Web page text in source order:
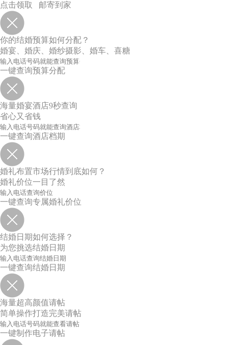
点击领取 邮寄到家
你的结婚预算如何分配？
婚宴、婚庆、婚纱摄影、婚车、喜糖
一键查询预算分配
海量婚宴酒店9秒查询
省心又省钱
一键查询酒店档期
婚礼布置市场行情到底如何？
婚礼价位一目了然
一键查询专属婚礼价位
结婚日期如何选择？
为您挑选结婚日期
一键查询结婚日期
海量超高颜值请帖
简单操作打造完美请帖
一键制作电子请帖